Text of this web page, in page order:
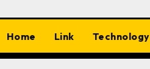
Home Link Technology